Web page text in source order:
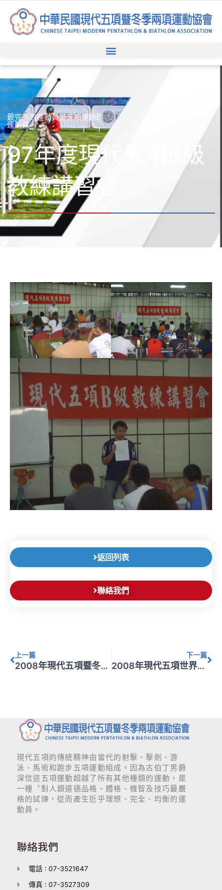
最完美的運動員是五項運動的
運動員
97年度現代五項B級
教練講習會
返回列表
聯絡我們
上一篇
2008年現代五項暨冬季兩項亞洲聯盟年會
下一篇
2008年現代五項世界青年錦標
現代五項的傳統精神由當代的射擊、擊劍、游
泳、馬術和跑步五項運動組成。因為古伯丁男爵
深信這五項運動超越了所有其他種類的運動，是
一種〝對人類道德品格、體格、機智及技巧最嚴
格的試煉，從而產生近乎理想、完全、均衡的運
動員。
聯絡我們
電話 : 07-3521647
傳真 : 07-3527309